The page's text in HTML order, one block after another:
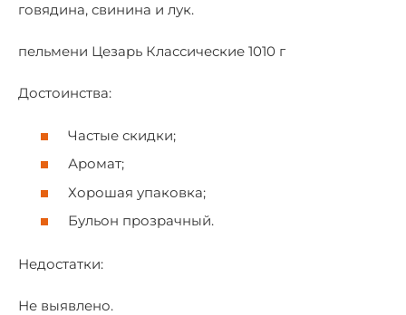
говядина, свинина и лук.
пельмени Цезарь Классические 1010 г
Достоинства:
Частые скидки;
Аромат;
Хорошая упаковка;
Бульон прозрачный.
Недостатки:
Не выявлено.